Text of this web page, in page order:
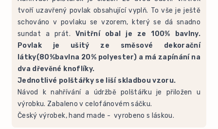
tvoří uzavřený povlak obsahující vyplň. To vše je ještě
schováno v povlaku se vzorem, který se dá snadno
sundat a prát. Vnitřní obal je ze 100% bavlny.
Povlak je ušitý ze směsové dekorační
látky(80%bavlna 20% polyester) a má zapínání na
dva dřevěné knoflíky.
Jednotlivé polštářky se liší skladbou vzoru.
Návod k nahřívání a údržbě polštářku je přiložen u
výrobku. Zabaleno v celofánovém sáčku.
Český výrobek, hand made - vyrobeno s láskou.